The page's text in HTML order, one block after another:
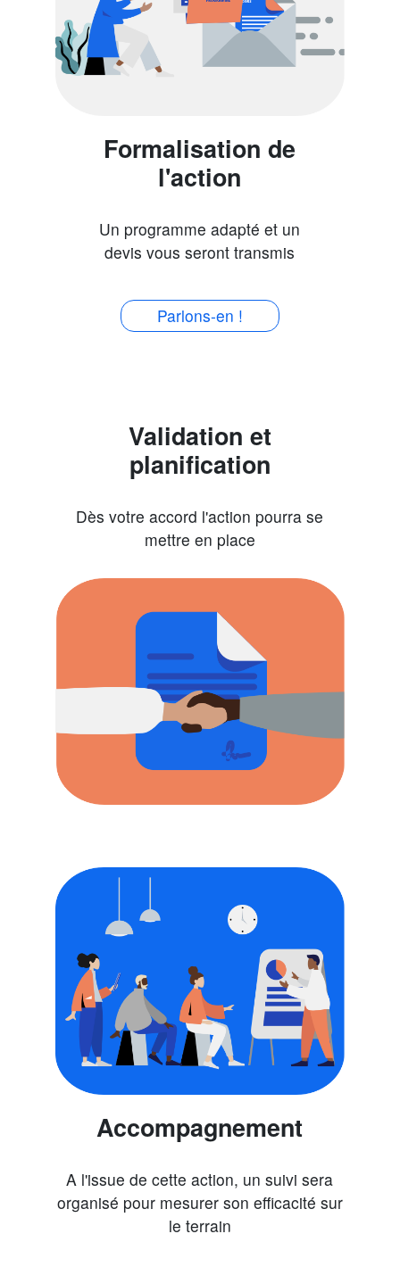
Formalisation de
l'action
Un programme adapté et un
devis vous seront transmis
Parlons-en !
Validation et
planification
Dès votre accord l'action pourra se
mettre en place
Accompagnement
A l'issue de cette action, un suivi sera
organisé pour mesurer son efficacité sur
le terrain